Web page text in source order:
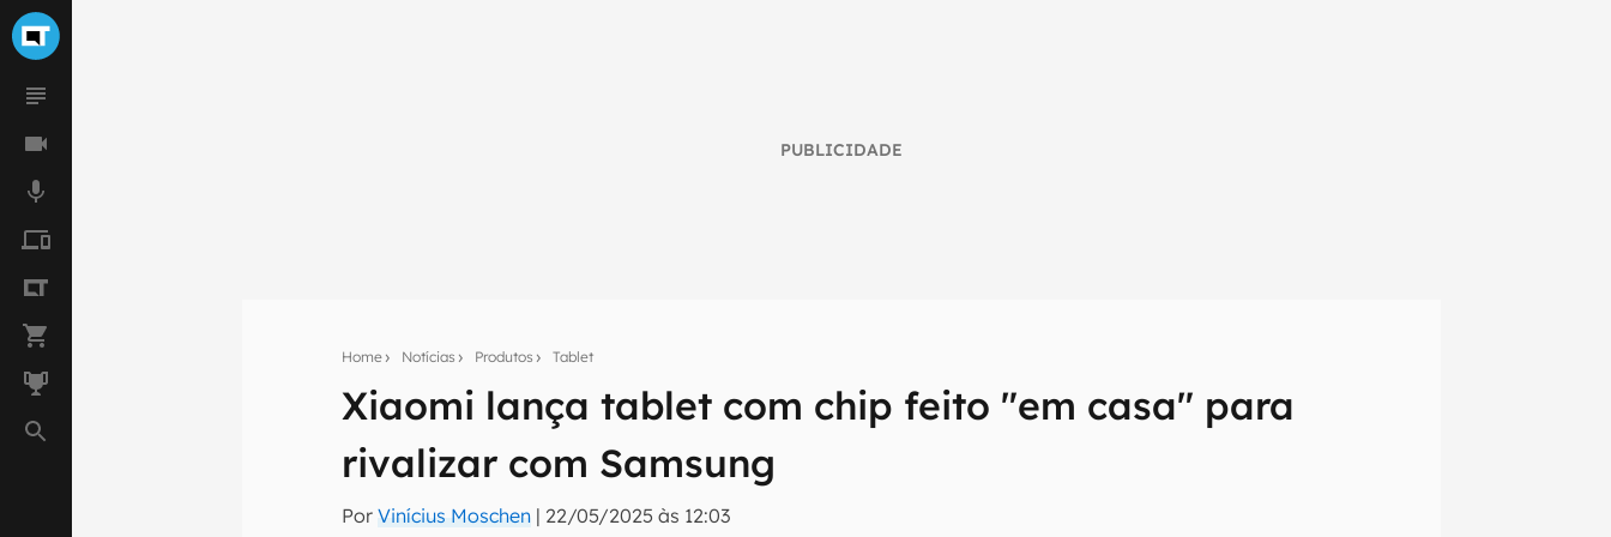
PUBLICIDADE
Home Notícias Produtos Tablet
Xiaomi lança tablet com chip feito "em casa" para
rivalizar com Samsung
PorVinícius Moschen | 22/05/2025 às 12:03
Seu resumo inteligente do mundo tech!
Assine a newsletter do Canaltech e receba notícias e reviews sobre tecnologia em primeira